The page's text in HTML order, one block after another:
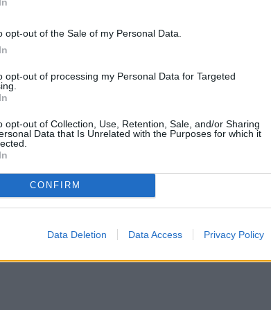
opt-out of the Sale of my Personal Data.
opt-out of processing my Personal Data for Targeted
opt-out of Collection, Use, Retention, Sale, and/or Sharing
Data that Is Unrelated with the Purposes for which it
CONFIRM
Data Deletion Data Access Privacy Policy
pozwoli im odkryć pierwotną kulturę